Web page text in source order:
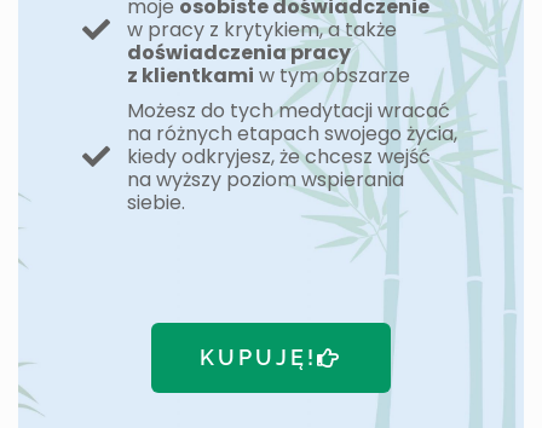
moje osobiste doświadczenie
w pracy z krytykiem, a także
doświadczenia pracy
z klientkami w tym obszarze
Możesz do tych medytacji wracać
na różnych etapach swojego życia,
kiedy odkryjesz, że chcesz wejść
na wyższy poziom wspierania
siebie.
KUPUJĘ!